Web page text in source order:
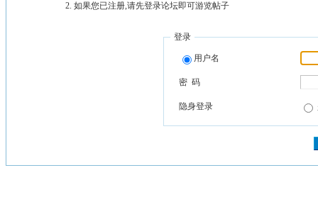
如果您已注册,请先登录论坛即可游览帖子
登录
用户名
密 码
隐身登录